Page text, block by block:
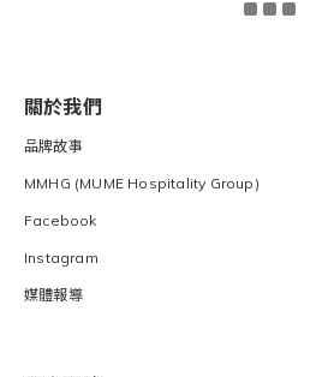
關於我們
品牌故事
MMHG (MUME Hospitality Group)
Facebook
Instagram
媒體報導